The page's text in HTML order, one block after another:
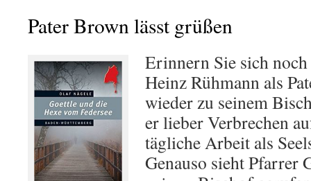
Pater Brown lässt grüßen
Erinnern Sie sich
Heinz Rühmann als
wieder zu seinem
er lieber Verbrechen
tägliche Arbeit als
Genauso sieht Pfarrer